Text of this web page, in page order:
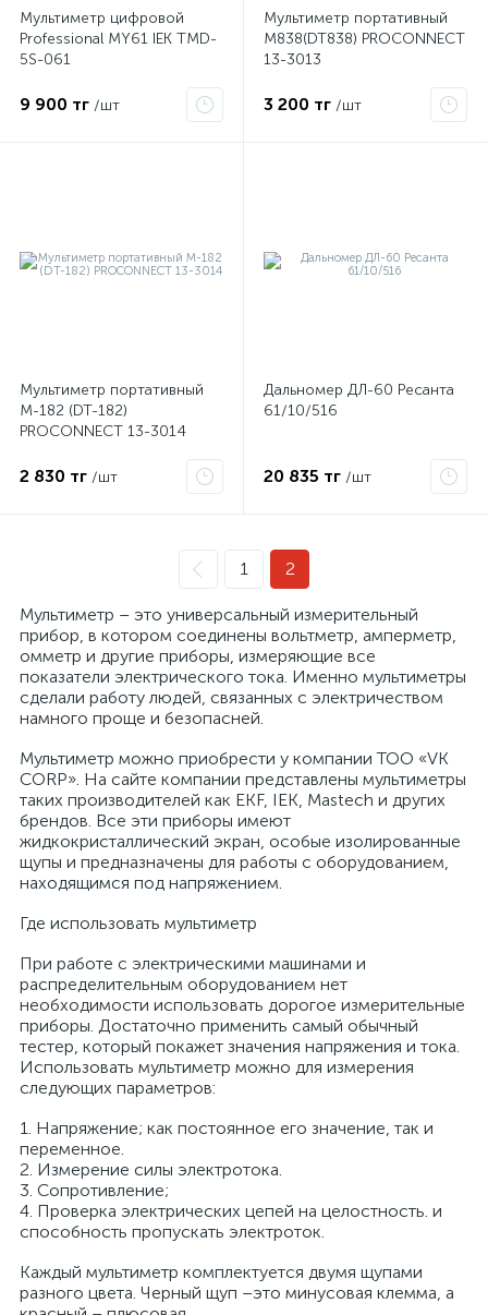
Мультиметр цифровой
Professional MY61 IEK TMD-
5S-061
9 900 тг /шт
Мультиметр портативный
M838(DT838) PROCONNECT
13-3013
3 200 тг /шт
Мультиметр портативный
М-182 (DT-182)
PROCONNECT 13-3014
2 830 тг /шт
Дальномер ДЛ-60 Ресанта
61/10/516
20 835 тг /шт
1 2
Мультиметр – это универсальный измерительный
прибор, в котором соединены вольтметр, амперметр,
омметр и другие приборы, измеряющие все
показатели электрического тока. Именно мультиметры
сделали работу людей, связанных с электричеством
намного проще и безопасней.
Мультиметр можно приобрести у компании ТОО «VK
CORP». На сайте компании представлены мультиметры
таких производителей как EKF, IEK, Mastech и других
брендов. Все эти приборы имеют
жидкокристаллический экран, особые изолированные
щупы и предназначены для работы с оборудованием,
находящимся под напряжением.
Где использовать мультиметр
При работе с электрическими машинами и
распределительным оборудованием нет
необходимости использовать дорогое измерительные
приборы. Достаточно применить самый обычный
тестер, который покажет значения напряжения и тока.
Использовать мультиметр можно для измерения
следующих параметров:
1. Напряжение; как постоянное его значение, так и
переменное.
2. Измерение силы электротока.
3. Сопротивление;
4. Проверка электрических цепей на целостность. и
способность пропускать электроток.
Каждый мультиметр комплектуется двумя щупами
разного цвета. Черный щуп –это минусовая клемма, а